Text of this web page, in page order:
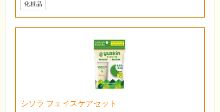
化粧品
シソラ フェイスケアセット